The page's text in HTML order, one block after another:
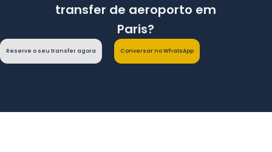
transfer de aeroporto em
Paris?
Reserve o seu transfer agora Conversar no WhatsApp